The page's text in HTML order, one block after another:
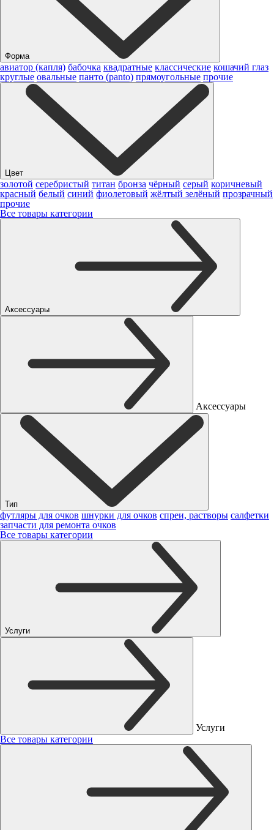
Форма
авиатор (капля) бабочка квадратные классические кошачий глаз
круглые овальные панто (panto) прямоугольные прочие
Цвет
золотой серебристый титан бронза чёрный серый коричневый
красный белый синий фиолетовый жёлтый зелёный прозрачный
прочие
Все товары категории
Аксессуары
Аксессуары
Тип
футляры для очков шнурки для очков спреи, растворы салфетки
запчасти для ремонта очков
Все товары категории
Услуги
Услуги
Все товары категории